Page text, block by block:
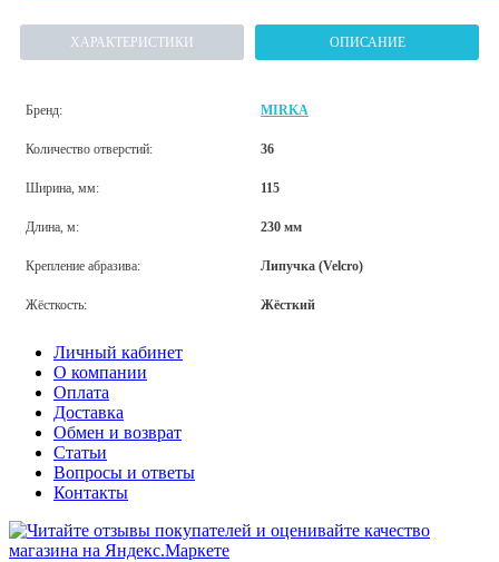
ХАРАКТЕРИСТИКИ ОПИСАНИЕ
Бренд: MIRKA
Количество отверстий: 36
Ширина, мм: 115
Длина, м: 230 мм
Крепление абразива: Липучка (Velcro)
Жёсткость: Жёсткий
Личный кабинет
О компании
Оплата
Доставка
Обмен и возврат
Статьи
Вопросы и ответы
Контакты